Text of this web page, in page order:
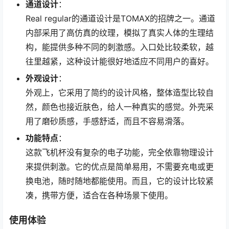
通道设计：
Real regular的通道设计是TOMAX的招牌之一。通道
内部采用了高仿真的纹理，模拟了真实人体的生理结
构，能提供多种不同的刺激感。入口处比较柔软，越
往里越紧，这种设计能很好地适应不同用户的喜好。
外观设计：
外观上，它采用了简约的设计风格，整体造型比较自
然，颜色也接近肤色，给人一种真实的感觉。外壳采
用了磨砂质感，手感舒适，而且不容易滑落。
功能特点 ：
这款飞机杯没有复杂的电子功能，完全依靠物理设计
来提供刺激。它的优点是简单易用，不需要充电或更
换电池，随时随地都能使用。而且，它的设计比较紧
凑，携带方便，适合在各种场景下使用。
使用体验